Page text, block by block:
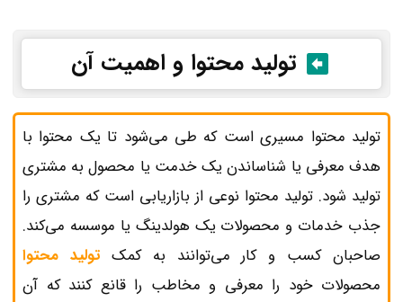
تولید محتوا و اهمیت آن
تولید محتوا مسیری است که طی می‌شود تا یک محتوا با
هدف معرفی یا شناساندن یک خدمت یا محصول به مشتری
تولید شود. تولید محتوا نوعی از بازاریابی است که مشتری را
جذب خدمات و محصولات یک هولدینگ یا موسسه می‌کند.
صاحبان کسب و کار می‌توانند به‌ کمک تولید محتوا
محصولات خود را معرفی و مخاطب را قانع کنند که آن